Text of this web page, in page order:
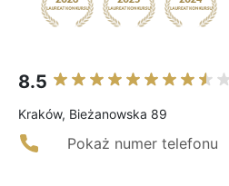
8.5
Kraków, Bieżanowska 89
Pokaż numer telefonu